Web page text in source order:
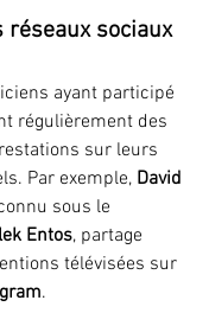
sociaux
ayant participé
régulièrement des
sur leurs
Par exemple, David
sous le
Entos, partage
télévisées sur
.